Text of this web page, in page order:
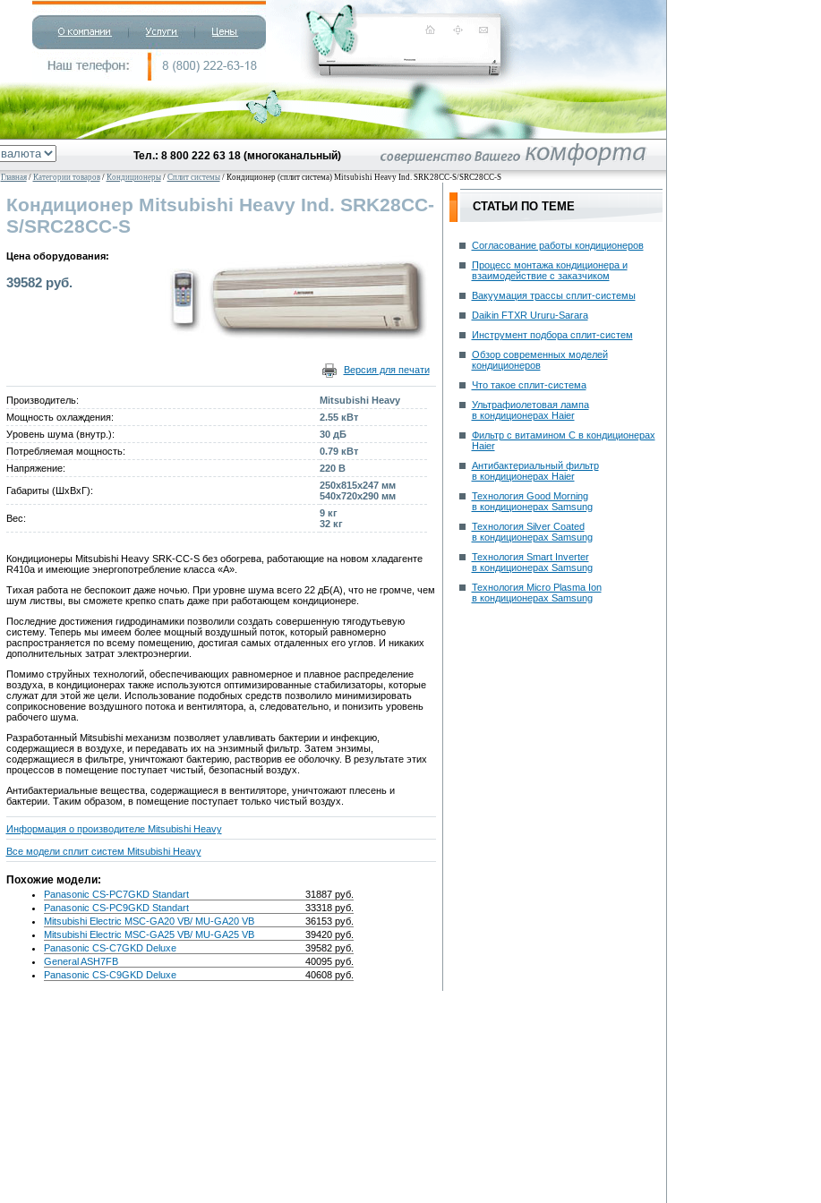
Тел.: 8 800 222 63 18 (многоканальный)
Главная/ Категории товаров/ Кондиционеры/ Сплит системы/ Кондиционер (сплит система) Mitsubishi Heavy Ind. SRK28CC-S/SRC28CC-S
Кондиционер Mitsubishi Heavy Ind. SRK28CC-
S/SRC28CC-S
Цена оборудования:
39582 руб.
Версия для печати
Производитель:
Mitsubishi Heavy
Мощность охлаждения:
2.55 кВт
Уровень шума (внутр.):
30 дБ
Потребляемая мощность:
0.79 кВт
Напряжение:
220 В
Габариты (ШxВxГ):
250x815x247 мм
540x720x290 мм
Вес:
9 кг
32 кг
Кондиционеры Mitsubishi Heavy SRK-CC-S без обогрева, работающие на новом хладагенте
R410a и имеющие энергопотребление класса «А».
Тихая работа не беспокоит даже ночью. При уровне шума всего 22 дБ(А), что не громче, чем
шум листвы, вы сможете крепко спать даже при работающем кондиционере.
Последние достижения гидродинамики позволили создать совершенную тягодутьевую
систему. Теперь мы имеем более мощный воздушный поток, который равномерно
распространяется по всему помещению, достигая самых отдаленных его углов. И никаких
дополнительных затрат электроэнергии.
Помимо струйных технологий, обеспечивающих равномерное и плавное распределение
воздуха, в кондиционерах также используются оптимизированные стабилизаторы, которые
служат для этой же цели. Использование подобных средств позволило минимизировать
соприкосновение воздушного потока и вентилятора, а, следовательно, и понизить уровень
рабочего шума.
Разработанный Mitsubishi механизм позволяет улавливать бактерии и инфекцию,
содержащиеся в воздухе, и передавать их на энзимный фильтр. Затем энзимы,
содержащиеся в фильтре, уничтожают бактерию, растворив ее оболочку. В результате этих
процессов в помещение поступает чистый, безопасный воздух.
Антибактериальные вещества, содержащиеся в вентиляторе, уничтожают плесень и
бактерии. Таким образом, в помещение поступает только чистый воздух.
Информация о производителе Mitsubishi Heavy
Все модели сплит систем Mitsubishi Heavy
Похожие модели:
31887 руб.
Panasonic CS-PC7GKD Standart
33318 руб.
Panasonic CS-PC9GKD Standart
36153 руб.
Mitsubishi Electric MSC-GA20 VB/ MU-GA20 VB
39420 руб.
Mitsubishi Electric MSC-GA25 VB/ MU-GA25 VB
39582 руб.
Panasonic CS-C7GKD Deluxe
40095 руб.
General ASH7FB
40608 руб.
Panasonic CS-C9GKD Deluxe
СТАТЬИ ПО ТЕМЕ
Согласование работы кондиционеров
Процесс монтажа кондиционера и
взаимодействие с заказчиком
Вакуумация трассы сплит-системы
Daikin FTXR Ururu-Sarara
Инструмент подбора сплит-систем
Обзор современных моделей
кондиционеров
Что такое сплит-система
Ультрафиолетовая лампа
в кондиционерах Haier
Фильтр с витамином С в кондиционерах
Haier
Антибактериальный фильтр
в кондиционерах Haier
Технология Good Morning
в кондиционерах Samsung
Технология Silver Coated
в кондиционерах Samsung
Технология Smart Inverter
в кондиционерах Samsung
Технология Micro Plasma Ion
в кондиционерах Samsung